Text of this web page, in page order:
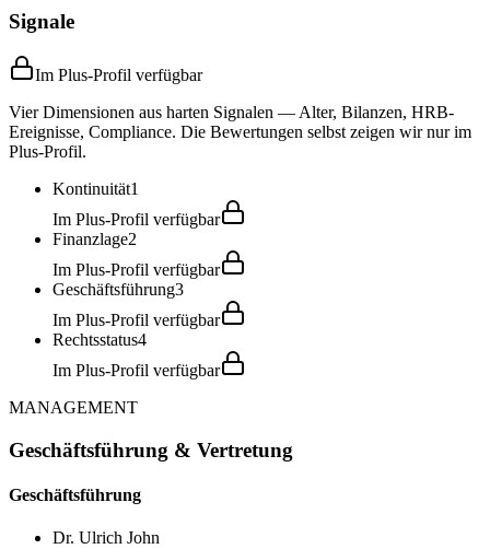
Signale
Im Plus-Profil verfügbar
Vier Dimensionen aus harten Signalen — Alter, Bilanzen, HRB-
Ereignisse, Compliance. Die Bewertungen selbst zeigen wir nur im
Plus-Profil.
Kontinuität1
Im Plus-Profil verfügbar
Finanzlage2
Im Plus-Profil verfügbar
Geschäftsführung3
Im Plus-Profil verfügbar
Rechtsstatus4
Im Plus-Profil verfügbar
MANAGEMENT
Geschäftsführung & Vertretung
Geschäftsführung
Dr. Ulrich John